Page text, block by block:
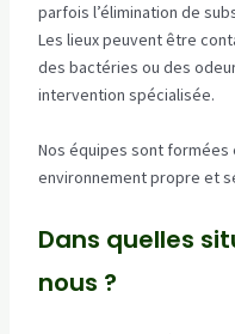
parfois l’élimination de
Les lieux peuvent être
des bactéries ou des
intervention spécialisée.
Nos équipes sont
environnement propre et
Dans quelles
nous ?